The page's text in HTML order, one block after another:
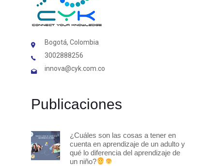
Bogotá, Colombia
3002888256
innova@cyk.com.co
Publicaciones
¿Cuáles son las cosas a tener en
cuenta en aprendizaje de un adulto y
qué lo diferencia del aprendizaje de
un niño?